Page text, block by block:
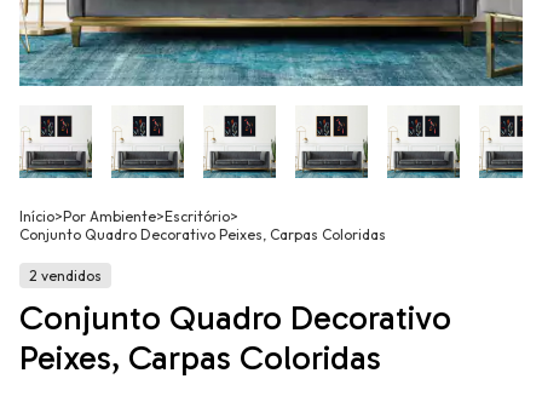
Início>Por Ambiente>Escritório>
Conjunto Quadro Decorativo Peixes, Carpas Coloridas
2 vendidos
Conjunto Quadro Decorativo
Peixes, Carpas Coloridas